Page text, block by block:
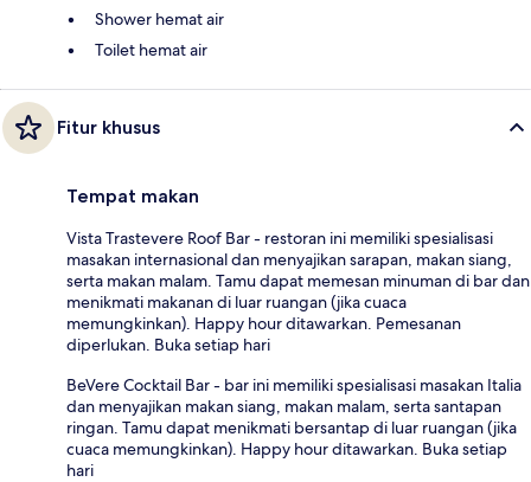
Shower hemat air
Toilet hemat air
Fitur khusus
Tempat makan
Vista Trastevere Roof Bar - restoran ini memiliki spesialisasi
masakan internasional dan menyajikan sarapan, makan siang,
serta makan malam. Tamu dapat memesan minuman di bar dan
menikmati makanan di luar ruangan (jika cuaca
memungkinkan). Happy hour ditawarkan. Pemesanan
diperlukan. Buka setiap hari
BeVere Cocktail Bar - bar ini memiliki spesialisasi masakan Italia
dan menyajikan makan siang, makan malam, serta santapan
ringan. Tamu dapat menikmati bersantap di luar ruangan (jika
cuaca memungkinkan). Happy hour ditawarkan. Buka setiap
hari